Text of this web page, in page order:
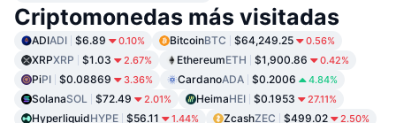
Criptomonedas más visitadas
ADIADI $6.89 0.10% BitcoinBTC $64,249.25 0.56%
XRPXRP $1.03 2.67% EthereumETH $1,900.86 0.42%
PiPI $0.08869 3.36% CardanoADA $0.2006 4.84%
SolanaSOL $72.49 2.01% HeimaHEI $0.1953 27.11%
HyperliquidHYPE $56.11 1.44% ZcashZEC $499.02 2.50%